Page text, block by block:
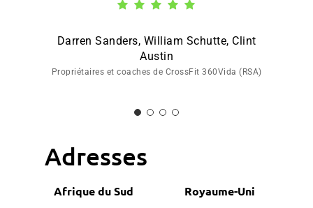
Darren Sanders, William Schutte, Clint
Austin
Propriétaires et coaches de CrossFit 360Vida (RSA)
Adresses
Afrique du Sud Royaume-Uni